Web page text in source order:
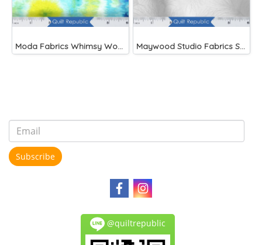
Moda Fabrics Whimsy Wonderland Shakedown Street Spiral Breeze Maywood Studio Fabrics Solitaire Whites
Subscribe
@quiltrepublic